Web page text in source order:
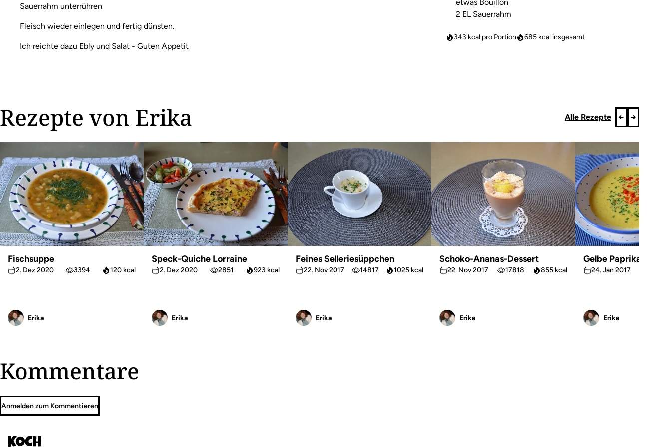
Sauerrahm unterrühren
Fleisch wieder einlegen und fertig dünsten.
Ich reichte dazu Ebly und Salat - Guten Appetit
etwas Bouillon
2 EL Sauerrahm
343 kcal pro Portion 685 kcal insgesamt
Rezepte von Erika Alle Rezepte
Fischsuppe
2. Dez 2020 3394 120 kcal
Erika
Speck-Quiche Lorraine
2. Dez 2020 2851 923 kcal
Erika
Feines Selleriesüppchen
22. Nov 2017 14817 1025 kcal
Erika
Schoko-Ananas-Dessert
22. Nov 2017 17818 855 kcal
Erika
Gelbe Paprikacreme
24. Jan 2017
Erika
Kommentare
Anmelden zum Kommentieren